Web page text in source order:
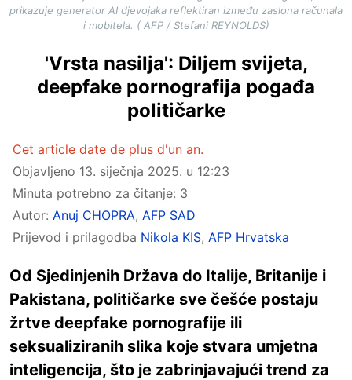
prikazuje generator AI djevojaka reflektiran između zaslona računala
i mobitela. ( AFP / Stefani REYNOLDS)
'Vrsta nasilja': Diljem svijeta,
deepfake pornografija pogađa
političarke
Cet article date de plus d'un an.
Objavljeno 13. siječnja 2025. u 12:23
Minuta potrebno za čitanje: 3
Autor: Anuj CHOPRA, AFP SAD
Prijevod i prilagodba Nikola KIS, AFP Hrvatska
Od Sjedinjenih Država do Italije, Britanije i
Pakistana, političarke sve češće postaju
žrtve deepfake pornografije ili
seksualiziranih slika koje stvara umjetna
inteligencija, što je zabrinjavajući trend za